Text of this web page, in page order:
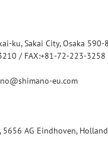
ku, Sakai City, Osaka 590-
/ FAX:+81-72-223-3258
eu.com
5656 AG Eindhoven,